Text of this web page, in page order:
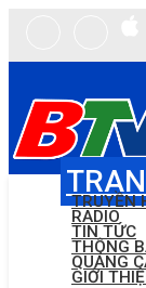
TRUYỀN
RADIO
TIN TỨC
THÔNG
QUẢNG
GIỚI